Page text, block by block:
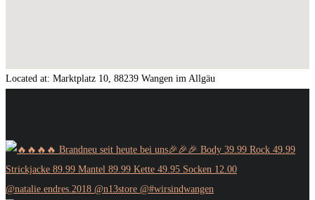
Located at: Marktplatz 10, 88239 Wangen im Allgäu